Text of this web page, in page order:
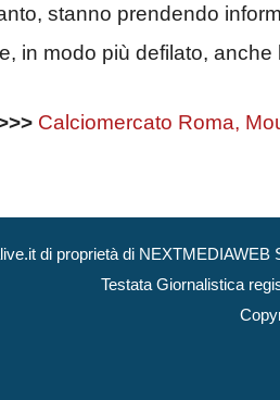
stanno prendendo
in modo più defilato, anche
Calciomercato Roma,
di proprietà di NEXTMEDIAWEB
Testata Giornalistica